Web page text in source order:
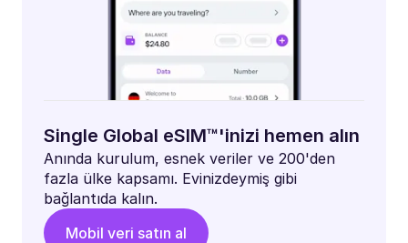
Single Global eSIM™'inizi hemen alın
Anında kurulum, esnek veriler ve 200'den
fazla ülke kapsamı. Evinizdeymiş gibi
bağlantıda kalın.
Mobil veri satın al